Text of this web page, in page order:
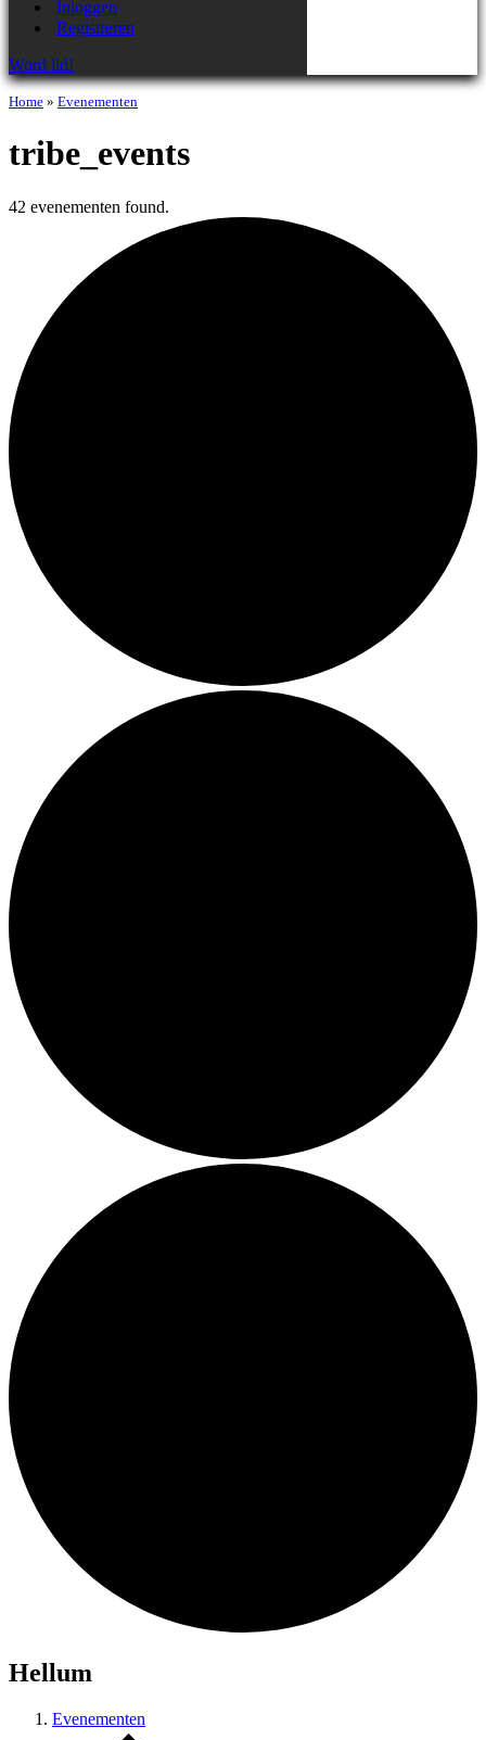
Inloggen
Registreren
Word lid!
Home » Evenementen
tribe_events
42 evenementen found.
Hellum
Evenementen